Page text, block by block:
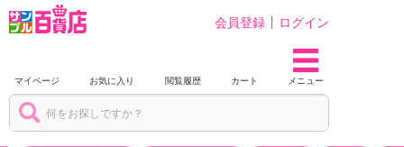
会員登録 ログイン
マイページ お気に入り 閲覧履歴 カート メニュー